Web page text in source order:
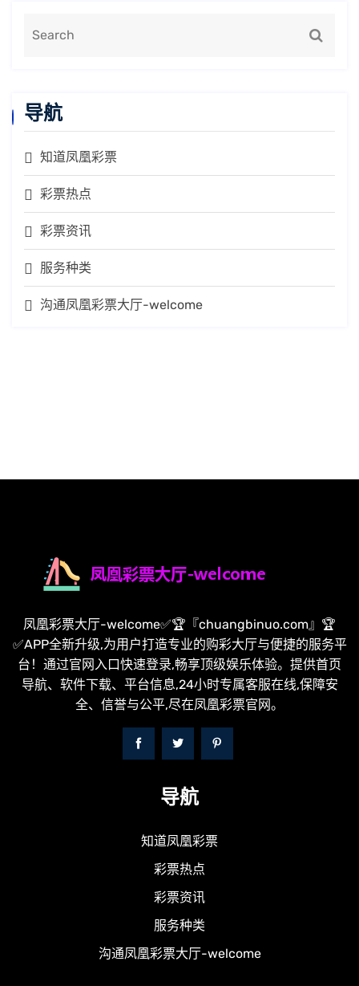
导航
知道凤凰彩票
彩票热点
彩票资讯
服务种类
沟通凤凰彩票大厅-welcome
凤凰彩票大厅-welcome✅🏆『chuangbinuo.com』🏆
✅APP全新升级,为用户打造专业的购彩大厅与便捷的服务平
台！通过官网入口快速登录,畅享顶级娱乐体验。提供首页
导航、软件下载、平台信息,24小时专属客服在线,保障安
全、信誉与公平,尽在凤凰彩票官网。
导航
知道凤凰彩票
彩票热点
彩票资讯
服务种类
沟通凤凰彩票大厅-welcome